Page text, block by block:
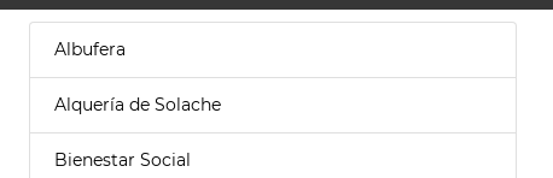
Albufera
Alquería de Solache
Bienestar Social